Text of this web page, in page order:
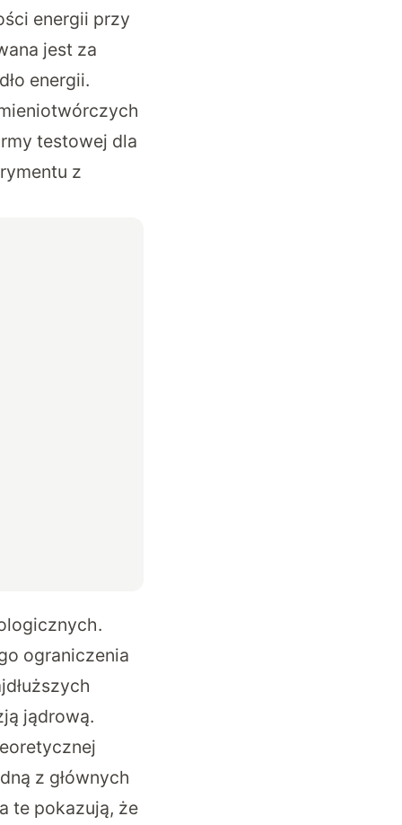
energii przy
jest za
energii.
testowej dla
z
ograniczenia
jądrową.
z głównych
te pokazują, że